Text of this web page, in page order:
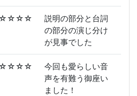
説明の部分と台詞
の部分の演じ分け
が見事でした
今回も愛らしい音
声を有難う御座い
ました！